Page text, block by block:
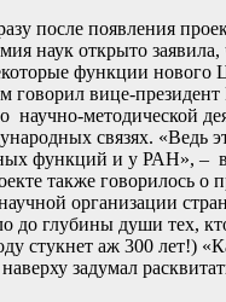
после появления
наук открыто заявила,
функции нового
говорил вице-
научно-методической
связях. «Ведь
функций и у РАН», –
также говорилось
организации
до глубины души тех,
стукнет аж 300 лет!)
задумал